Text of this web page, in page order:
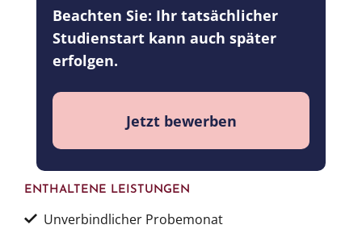
Beachten Sie: Ihr tatsächlicher
Studienstart kann auch später
erfolgen.
Jetzt bewerben
ENTHALTENE LEISTUNGEN
Unverbindlicher Probemonat